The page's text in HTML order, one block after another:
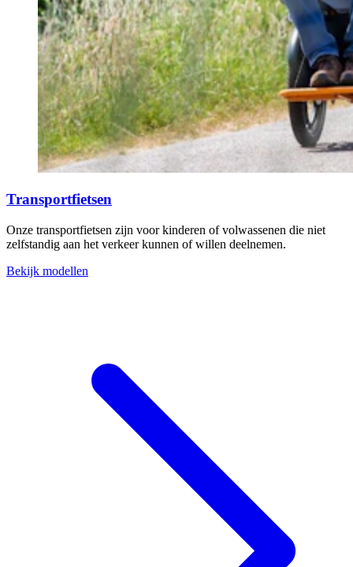
Transportfietsen
Onze transportfietsen zijn voor kinderen of volwassenen die niet
zelfstandig aan het verkeer kunnen of willen deelnemen.
Bekijk modellen